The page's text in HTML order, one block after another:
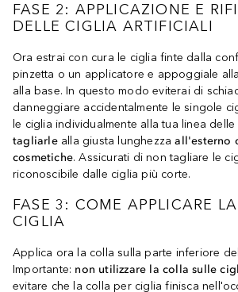
FASE 2: APPLICAZIONE E
DELLE CIGLIA ARTIFICIALI
Ora estrai con cura le ciglia finte dalla
pinzetta o un applicatore e appoggiale
alla base. In questo modo eviterai di
danneggiare accidentalmente le singole
le ciglia individualmente alla tua linea delle
tagliarlealla giusta lunghezza all'esterno
cosmetiche. Assicurati di non tagliare le
riconoscibile dalle ciglia più corte.
FASE 3: COME APPLICARE
CIGLIA
Applica ora la colla sulla parte inferiore
Importante: non utilizzare la colla sulle
evitare che la colla per ciglia finisca